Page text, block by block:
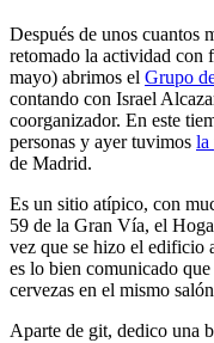
Después de unos cuantos
retomado la actividad con
mayo) abrimos el Grupo
contando con Israel
coorganizador. En este
personas y ayer tuvimos la
de Madrid.
Es un sitio atípico, con
59 de la Gran Vía, el
vez que se hizo el edificio
es lo bien comunicado que
cervezas en el mismo
Aparte de git, dedico una